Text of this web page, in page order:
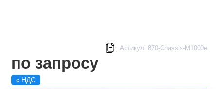
Артикул: 870-Chassis-M1000e
по запросу
с НДС